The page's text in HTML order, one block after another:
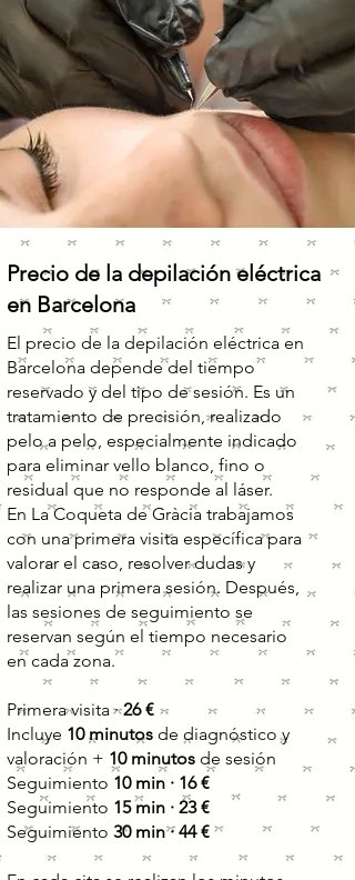
Precio de la depilación eléctrica
en Barcelona
El precio de la depilación eléctrica en
Barcelona depende del tiempo
reservado y del tipo de sesión. Es un
tratamiento de precisión, realizado
pelo a pelo, especialmente indicado
para eliminar vello blanco, fino o
residual que no responde al láser.
En La Coqueta de Gràcia trabajamos
con una primera visita específica para
valorar el caso, resolver dudas y
realizar una primera sesión. Después,
las sesiones de seguimiento se
reservan según el tiempo necesario
en cada zona.
Primera visita ·26 €
Incluye 10 minutos de diagnóstico y
valoración + 10 minutos de sesión
Seguimiento 10 min · 16 €
Seguimiento 15 min · 23 €
Seguimiento 30 min · 44 €